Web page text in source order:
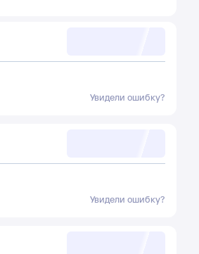
Увидели ошибку?
Увидели ошибку?